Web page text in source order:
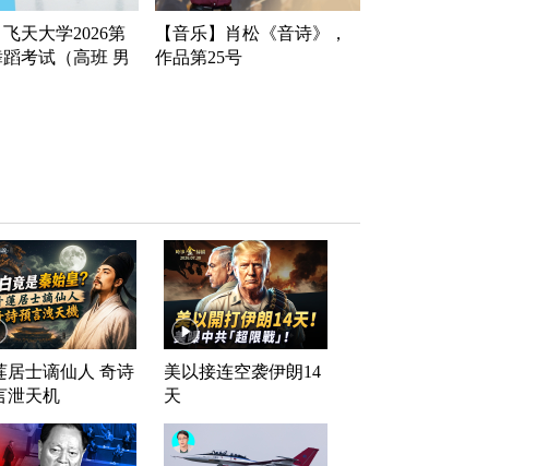
飞天大学2026第
考试（高班 男
【音乐】肖松《音诗》，
作品第25号
居士谪仙人 奇诗
泄天机
美以接连空袭伊朗14
天